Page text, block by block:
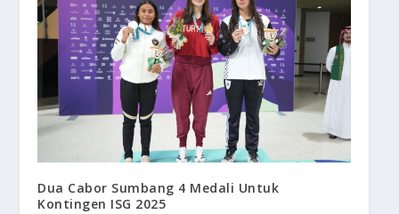
Dua Cabor Sumbang 4 Medali Untuk
Kontingen ISG 2025